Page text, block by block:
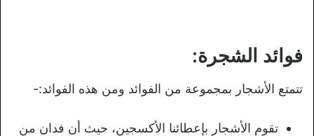
فوائد الشجرة:
تتمتع الأشجار بمجموعة من الفوائد ومن هذه الفوائد:-
تقوم الأشجار بإعطائنا الأكسجين، حيث أن فدان من